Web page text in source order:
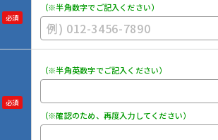
必須
（※半角数字でご記入ください）
必須
（※半角英数字でご記入ください）
（※確認のため、再度入力してください）